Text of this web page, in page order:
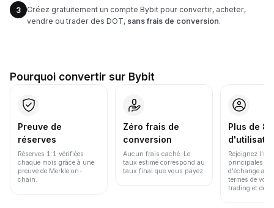
3
Créez gratuitement un compte Bybit pour convertir, acheter,
vendre ou trader des DOT, sans frais de conversion.
Pourquoi convertir sur Bybit
Preuve de
réserves
Réserves 1:1 vérifiées
chaque mois grâce à une
preuve de Merkle on-
chain.
Zéro frais de
conversion
Aucun frais caché. Le
taux estimé correspond au
taux final que vous payez.
Plus de
Rejoignez
principales
d'échange au
termes de
trading et de